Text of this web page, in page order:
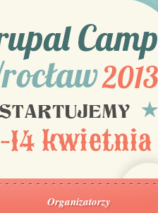
Organizatorzy